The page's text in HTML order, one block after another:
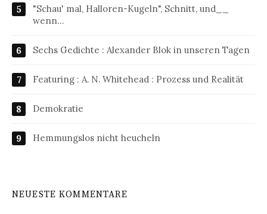
"Schau' mal, Halloren-Kugeln", Schnitt, und__
wenn…
Sechs Gedichte : Alexander Blok in unseren Tagen
Featuring : A. N. Whitehead : Prozess und Realität
Demokratie
Hemmungslos nicht heucheln
NEUESTE KOMMENTARE